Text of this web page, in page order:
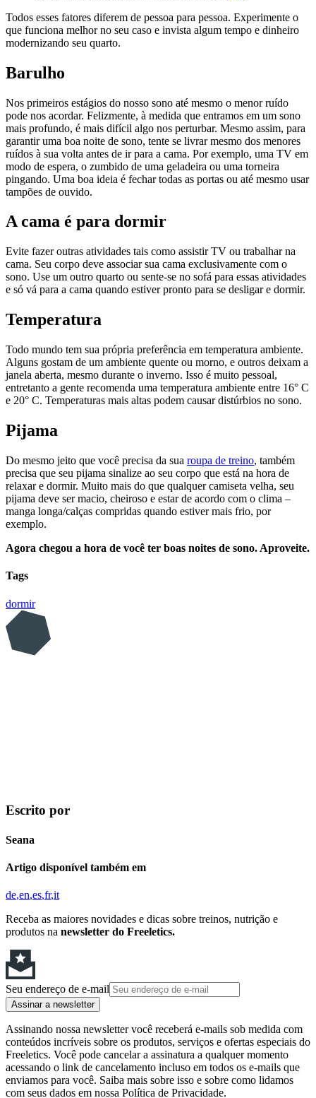
Todos esses fatores diferem de pessoa para pessoa. Experimente o
que funciona melhor no seu caso e invista algum tempo e dinheiro
modernizando seu quarto.
Barulho
Nos primeiros estágios do nosso sono até mesmo o menor ruído
pode nos acordar. Felizmente, à medida que entramos em um sono
mais profundo, é mais difícil algo nos perturbar. Mesmo assim, para
garantir uma boa noite de sono, tente se livrar mesmo dos menores
ruídos à sua volta antes de ir para a cama. Por exemplo, uma TV em
modo de espera, o zumbido de uma geladeira ou uma torneira
pingando. Uma boa ideia é fechar todas as portas ou até mesmo usar
tampões de ouvido.
A cama é para dormir
Evite fazer outras atividades tais como assistir TV ou trabalhar na
cama. Seu corpo deve associar sua cama exclusivamente com o
sono. Use um outro quarto ou sente-se no sofá para essas atividades
e só vá para a cama quando estiver pronto para se desligar e dormir.
Temperatura
Todo mundo tem sua própria preferência em temperatura ambiente.
Alguns gostam de um ambiente quente ou morno, e outros deixam a
janela aberta, mesmo durante o inverno. Isso é muito pessoal,
entretanto a gente recomenda uma temperatura ambiente entre 16° C
e 20° C. Temperaturas mais altas podem causar distúrbios no sono.
Pijama
Do mesmo jeito que você precisa da sua roupa de treino, também
precisa que seu pijama sinalize ao seu corpo que está na hora de
relaxar e dormir. Muito mais do que qualquer camiseta velha, seu
pijama deve ser macio, cheiroso e estar de acordo com o clima –
manga longa/calças compridas quando estiver mais frio, por
exemplo.
Agora chegou a hora de você ter boas noites de sono. Aproveite.
Tags
dormir
Escrito por
Seana
Artigo disponível também em
de en es fr it
Receba as maiores novidades e dicas sobre treinos, nutrição e
produtos na newsletter do Freeletics.
Seu endereço de e-mail
Assinar a newsletter
Assinando nossa newsletter você receberá e-mails sob medida com
conteúdos incríveis sobre os produtos, serviços e ofertas especiais do
Freeletics. Você pode cancelar a assinatura a qualquer momento
acessando o link de cancelamento incluso em todos os e-mails que
enviamos para você. Saiba mais sobre isso e sobre como lidamos
com seus dados em nossa Política de Privacidade.